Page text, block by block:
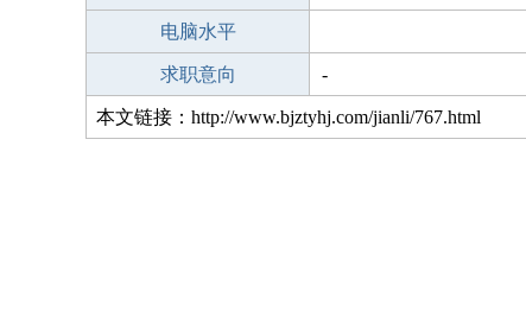
电脑水平
求职意向 -
本文链接：http://www.bjztyhj.com/jianli/767.html